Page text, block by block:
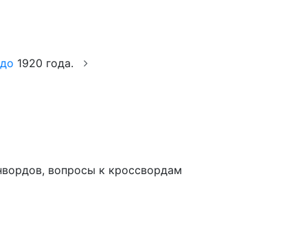
до 1920 года.
вопросы к кроссвордам